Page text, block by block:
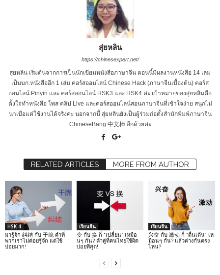
สุ่ยหลิน
https://chinesexpert.net/
สุ่ยหลิน เริ่มต้นจากการเป็นนักเขียนหนังสือภาษาจีน ตอนนี้มีผลงานหนังสือ 14 เล่ม
เป็นบก.หนังสืออีก 1 เล่ม คอร์สออนไลน์ Chinese Hack (ภาษาจีนเบื้องต้น) คอร์ส
ออนไลน์ Pinyin และ คอร์สออนไลน์ HSK3 และ HSK4 ค่ะ เป้าหมายของสุ่ยหลินคือ
ตั้งใจทำหนังสือ โพส คลิป Live และคอร์สออนไลน์สอนภาษาจีนที่เข้าใจง่าย สนุกไม่
น่าเบื่อแต่ใช้งานได้จริงค่ะ นอกจากนี้ สุ่ยหลินยังเป็นผู้ร่วมก่อตั้งสำนักพิมพ์ภาษาจีน
ChineseBang 中文棒 อีกด้วยค่ะ
RELATED ARTICLES MORE FROM AUTHOR
HSK 4
มารู้จัก 纠结 กับ 干脆 คำที่
พวกเราไม่ค่อยรู้จัก แต่ใช้
บ่อยมาก!
เรียนจีน
变 กับ 换 ก็ “เปลี่ยน” เหมือ
นๆ กัน? คำคู่ที่คนไทยใช้ผิด
บ่อยที่สุด!
เรียนจีน
兴奋 กับ 激动 ก็ “ตื่นเต้น” เห
มือนๆ กัน? แล้วต่างกันตรง
ไหน?